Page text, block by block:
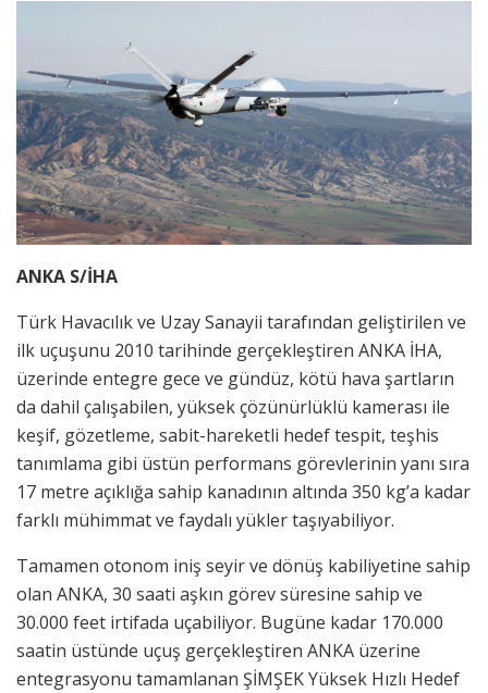
ANKA S/İHA
Türk Havacılık ve Uzay Sanayii tarafından geliştirilen ve
ilk uçuşunu 2010 tarihinde gerçekleştiren ANKA İHA,
üzerinde entegre gece ve gündüz, kötü hava şartların
da dahil çalışabilen, yüksek çözünürlüklü kamerası ile
keşif, gözetleme, sabit-hareketli hedef tespit, teşhis
tanımlama gibi üstün performans görevlerinin yanı sıra
17 metre açıklığa sahip kanadının altında 350 kg’a kadar
farklı mühimmat ve faydalı yükler taşıyabiliyor.
Tamamen otonom iniş seyir ve dönüş kabiliyetine sahip
olan ANKA, 30 saati aşkın görev süresine sahip ve
30.000 feet irtifada uçabiliyor. Bugüne kadar 170.000
saatin üstünde uçuş gerçekleştiren ANKA üzerine
entegrasyonu tamamlanan ŞİMŞEK Yüksek Hızlı Hedef